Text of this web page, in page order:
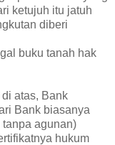
ketujuh itu jatuh
diberi
buku tanah hak
atas, Bank
Bank biasanya
agunan)
hukum